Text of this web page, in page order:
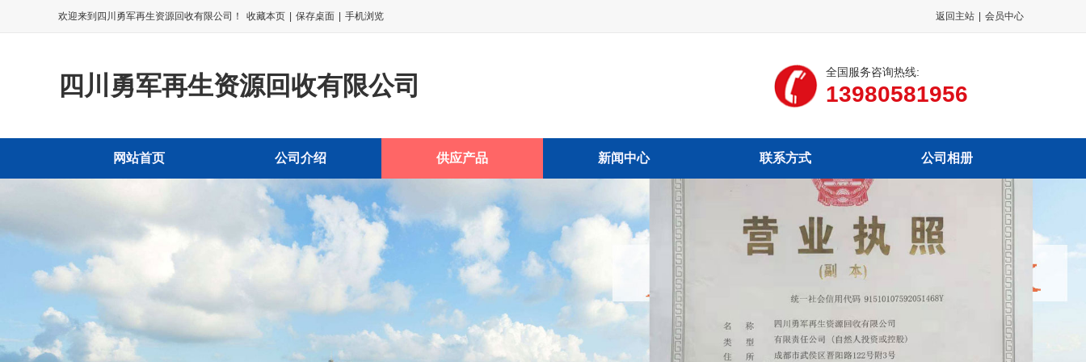
返回主站 会员中心
欢迎来到四川勇军再生资源回收有限公司！ 收藏本页 保存桌面 手机浏览
四川勇军再生资源回收有限公司 全国服务咨询热线:
13980581956
网站首页 公司介绍 供应产品 新闻中心 联系方式 公司相册